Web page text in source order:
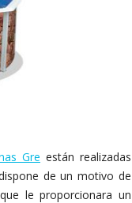
Gre están realizadas
de un motivo de
le proporcionara un